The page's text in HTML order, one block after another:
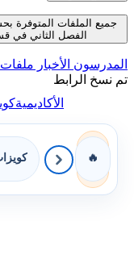
جميع الملفات المتوفرة
الفصل الثاني في قسم
الأخبارملفات
نسخ الرابط
الأكاديمية